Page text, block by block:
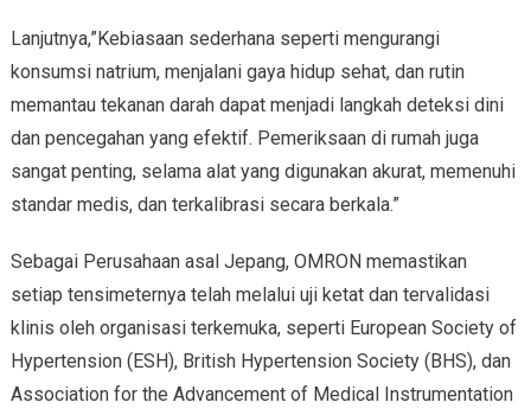
Lanjutnya,”Kebiasaan sederhana seperti mengurangi
konsumsi natrium, menjalani gaya hidup sehat, dan rutin
memantau tekanan darah dapat menjadi langkah deteksi dini
dan pencegahan yang efektif. Pemeriksaan di rumah juga
sangat penting, selama alat yang digunakan akurat, memenuhi
standar medis, dan terkalibrasi secara berkala.”
Sebagai Perusahaan asal Jepang, OMRON memastikan
setiap tensimeternya telah melalui uji ketat dan tervalidasi
klinis oleh organisasi terkemuka, seperti European Society of
Hypertension (ESH), British Hypertension Society (BHS), dan
Association for the Advancement of Medical Instrumentation